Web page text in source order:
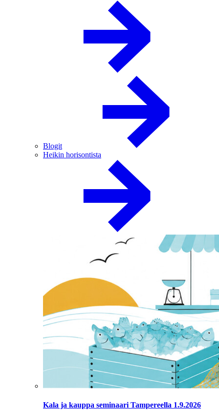
Blogit
Heikin horisontista
Kala ja kauppa seminaari Tampereella 1.9.2026